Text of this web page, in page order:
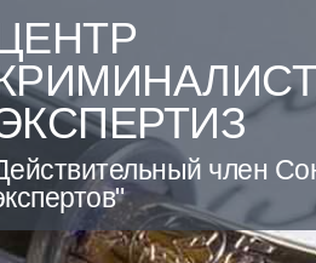
член